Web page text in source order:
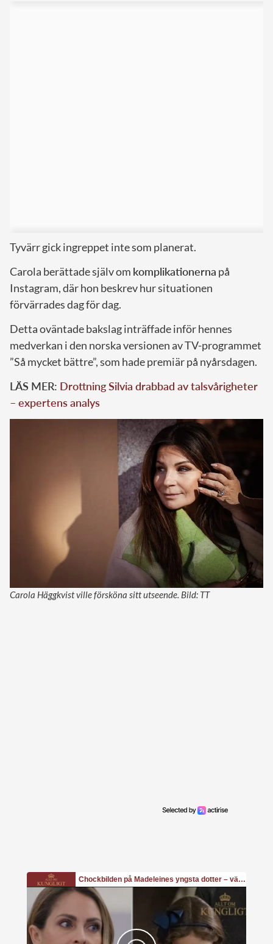
Tyvärr gick ingreppet inte som planerat.
Carola berättade själv om komplikationerna på
Instagram, där hon beskrev hur situationen
förvärrades dag för dag.
Detta oväntade bakslag inträffade inför hennes
medverkan i den norska versionen av TV-programmet
”Så mycket bättre”, som hade premiär på nyårsdagen.
LÄS MER: Drottning Silvia drabbad av talsvårigheter
– expertens analys
Carola Häggkvist ville försköna sitt utseende. Bild: TT